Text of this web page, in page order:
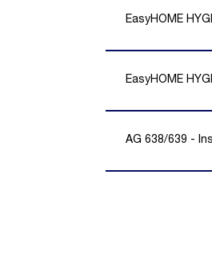
EasyHOME
EasyHOME
AG 638/639 -